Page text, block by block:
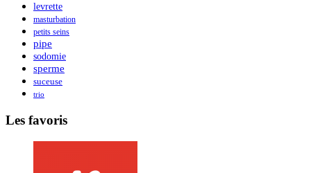
levrette
masturbation
petits seins
pipe
sodomie
sperme
suceuse
trio
Les favoris